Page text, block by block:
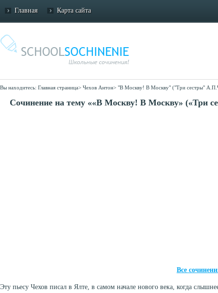
Главная Карта сайта
Вы находитесь: Главная страница> Чехов Антон> "В Москву! В Москву" ("Три сестры"
Сочинение на тему ««В Москву! В Москву» («Три
Все
Эту пьесу Чехов писал в Ялте, в самом начале нового века, когда